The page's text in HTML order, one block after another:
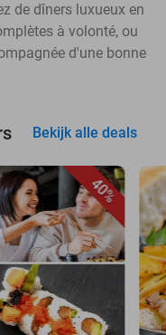
de dîners luxueux en
à volonté, ou
d'une bonne
Bekijk alle deals
40%